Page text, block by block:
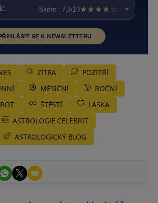
Skóre : 7.3/10★★★★☆ >
PŘIHLÁSIT SE K NEWSLETTERU
ZÍTRA
POZÍTŘÍ
MĚSÍČNÍ
ROČNÍ
ŠTĚSTÍ
LÁSKA
ASTROLOGIE CELEBRIT
ASTROLOGICKÝ BLOG